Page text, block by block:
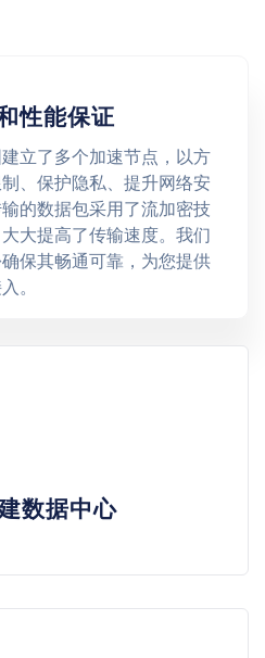
性能保证
立了多个加速节点，以方
、保护隐私、提升网络安
的数据包采用了流加密技
大提高了传输速度。我们
保其畅通可靠，为您提供
。
数据中心